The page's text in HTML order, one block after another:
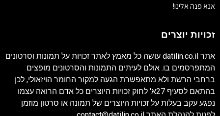
אנא פנה אלינו!
זכויות יוצרים
אתר datilin.co.il עושה כל מאמץ לאתר זכויות על תמונות וסרטונים
המתפרסמים בו. אולם לעיתים התמונות והסרטונים מופצים
ברחבי הרשת ולא מתאפשרת הגעה למקור החומר הויזאולי, לכן
בהתאם לסעיף 27א' לחוק זכויות היוצרים כל אדם הרואה עצמו
נפגע עקב בעלות על זכויות היוצרים של תמונה או סרטון מוזמן